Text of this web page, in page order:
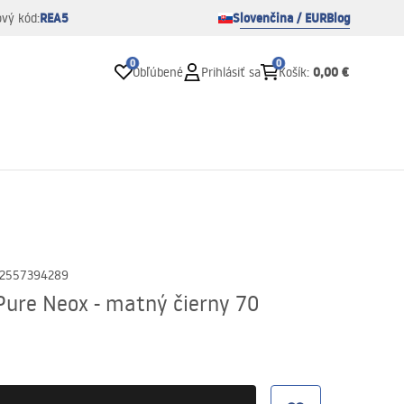
kód:REA5 Slovenčina / EURBlog
0
Obľúbené Prihlásiť sa
0
Košík: 0,00 €
Neox - matný čierny 70